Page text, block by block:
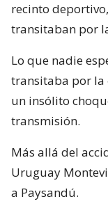
recinto
transitaban por
Lo que nadie
transitaba por la
un insólito
transmisión.
Más allá del
Uruguay
a Paysandú.